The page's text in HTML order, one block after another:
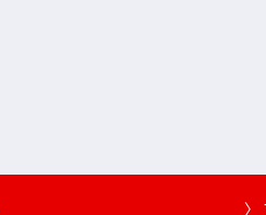
〉